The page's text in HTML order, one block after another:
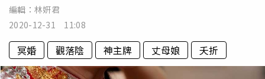
編輯： 林姸君
2020-12-31 11:08
冥婚 觀落陰 神主牌 丈母娘 夭折